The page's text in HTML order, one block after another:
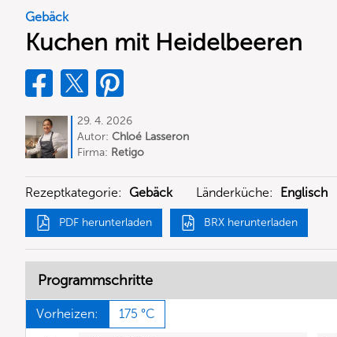
Gebäck
Kuchen mit Heidelbeeren
29. 4. 2026
Autor: Chloé Lasseron
Firma: Retigo
Rezeptkategorie: Gebäck Länderküche: Englisch
PDF herunterladen BRX herunterladen
Programmschritte
Vorheizen: 175 °C